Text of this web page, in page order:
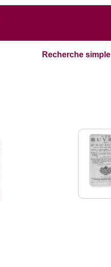
Recherche simple